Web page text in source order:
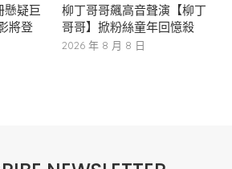
懸疑巨
將登
柳丁哥哥飆高音聲演【柳丁
哥哥】掀粉絲童年回憶殺
2026 年 8 月 8 日